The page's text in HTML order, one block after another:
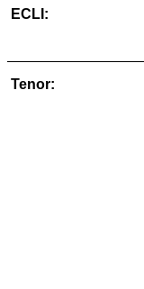
ECLI:
Tenor: